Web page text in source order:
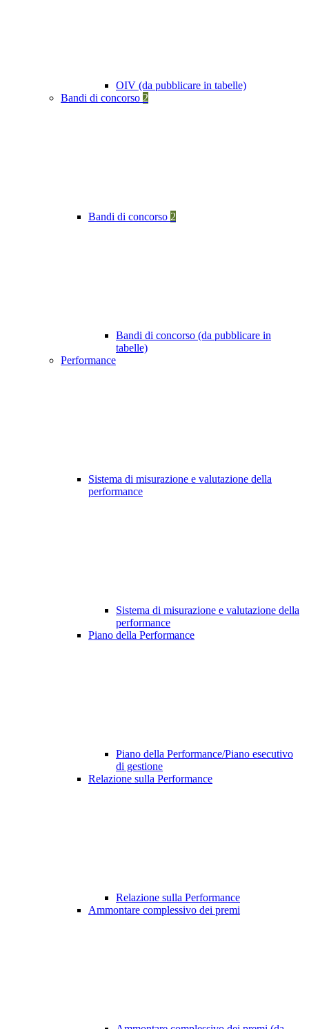
OIV (da pubblicare in tabelle)
Bandi di concorso 2
Bandi di concorso 2
Bandi di concorso (da pubblicare in
tabelle)
Performance
Sistema di misurazione e valutazione della
performance
Sistema di misurazione e valutazione della
performance
Piano della Performance
Piano della Performance/Piano esecutivo
di gestione
Relazione sulla Performance
Relazione sulla Performance
Ammontare complessivo dei premi